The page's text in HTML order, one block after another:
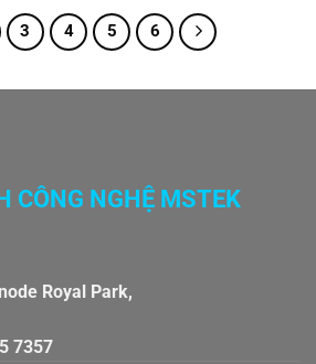
3 4 5 6
CÔNG NGHỆ MSTEK
Hinode Royal Park,
7357